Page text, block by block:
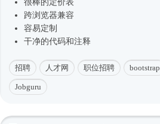
很棒的定价表
跨浏览器兼容
容易定制
干净的代码和注释
招聘 人才网 职位招聘 bootstrap
Jobguru